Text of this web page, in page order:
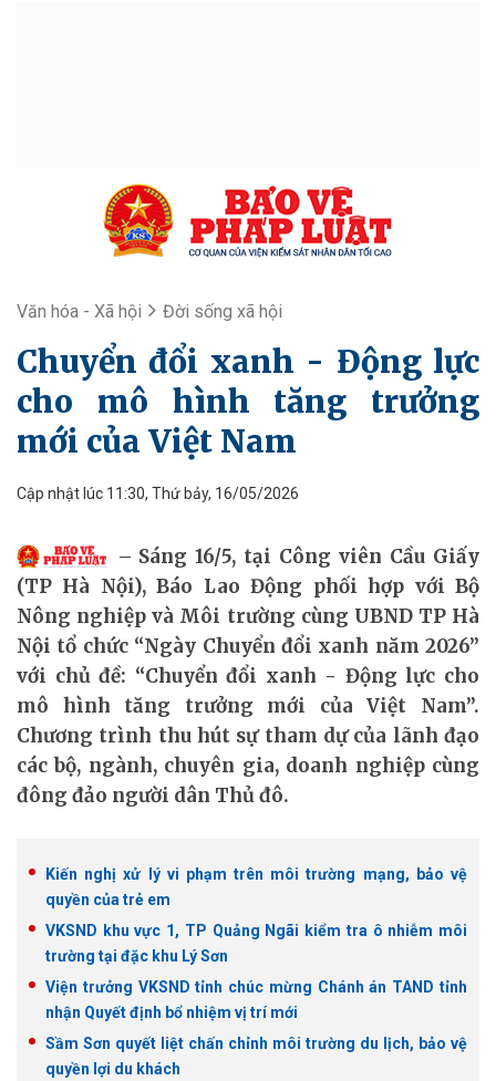
Văn hóa - Xã hội Đời sống xã hội
Chuyển đổi xanh - Động lực
cho mô hình tăng trưởng
mới của Việt Nam
Cập nhật lúc 11:30, Thứ bảy, 16/05/2026
Sáng 16/5, tại Công viên Cầu Giấy
(TP Hà Nội), Báo Lao Động phối hợp với Bộ
Nông nghiệp và Môi trường cùng UBND TP Hà
Nội tổ chức “Ngày Chuyển đổi xanh năm 2026”
với chủ đề: “Chuyển đổi xanh - Động lực cho
mô hình tăng trưởng mới của Việt Nam”.
Chương trình thu hút sự tham dự của lãnh đạo
các bộ, ngành, chuyên gia, doanh nghiệp cùng
đông đảo người dân Thủ đô.
Kiến nghị xử lý vi phạm trên môi trường mạng, bảo vệ
quyền của trẻ em
VKSND khu vực 1, TP Quảng Ngãi kiểm tra ô nhiễm môi
trường tại đặc khu Lý Sơn
Viện trưởng VKSND tỉnh chúc mừng Chánh án TAND tỉnh
nhận Quyết định bổ nhiệm vị trí mới
Sầm Sơn quyết liệt chấn chỉnh môi trường du lịch, bảo vệ
quyền lợi du khách